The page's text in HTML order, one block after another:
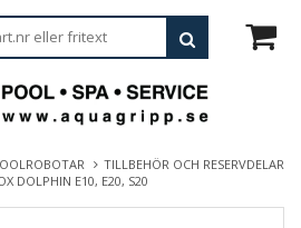
TILLBEHÖR OCH RESERVDELAR
DOLPHIN E10, E20, S20